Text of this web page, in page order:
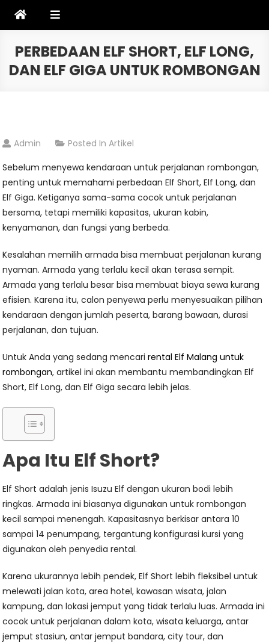
PERBEDAAN ELF SHORT, ELF LONG,
DAN ELF GIGA UNTUK ROMBONGAN
Admin Posted InArtikel
Sebelum menyewa kendaraan untuk perjalanan rombongan,
penting untuk memahami perbedaan Elf Short, Elf Long, dan
Elf Giga. Ketiganya sama-sama cocok untuk perjalanan
bersama, tetapi memiliki kapasitas, ukuran kabin,
kenyamanan, dan fungsi yang berbeda.
Kesalahan memilih armada bisa membuat perjalanan kurang
nyaman. Armada yang terlalu kecil akan terasa sempit.
Armada yang terlalu besar bisa membuat biaya sewa kurang
efisien. Karena itu, calon penyewa perlu menyesuaikan pilihan
kendaraan dengan jumlah peserta, barang bawaan, durasi
perjalanan, dan tujuan.
Untuk Anda yang sedang mencarirental Elf Malang untuk
rombongan, artikel ini akan membantu membandingkan Elf
Short, Elf Long, dan Elf Giga secara lebih jelas.
Apa Itu Elf Short?
Elf Short adalah jenis Isuzu Elf dengan ukuran bodi lebih
ringkas. Armada ini biasanya digunakan untuk rombongan
kecil sampai menengah. Kapasitasnya berkisar antara 10
sampai 14 penumpang, tergantung konfigurasi kursi yang
digunakan oleh penyedia rental.
Karena ukurannya lebih pendek, Elf Short lebih fleksibel untuk
melewati jalan kota, area hotel, kawasan wisata, jalan
kampung, dan lokasi jemput yang tidak terlalu luas. Armada ini
cocok untuk perjalanan dalam kota, wisata keluarga, antar
jemput stasiun, antar jemput bandara, city tour, dan